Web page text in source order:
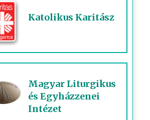
Katolikus Karitász
Magyar Liturgikus
és Egyházzenei
Intézet